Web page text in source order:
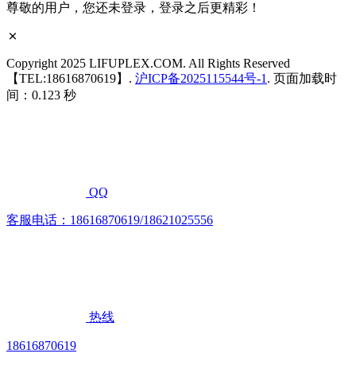
尊敬的用户，您还未登录，登录之后更精彩！
Copyright 2025 LIFUPLEX.COM. All Rights Reserved
【TEL:18616870619】. 沪ICP备2025115544号-1 . 页面加载时
间：0.123 秒
QQ
客服电话：18616870619/18621025556
热线
18616870619